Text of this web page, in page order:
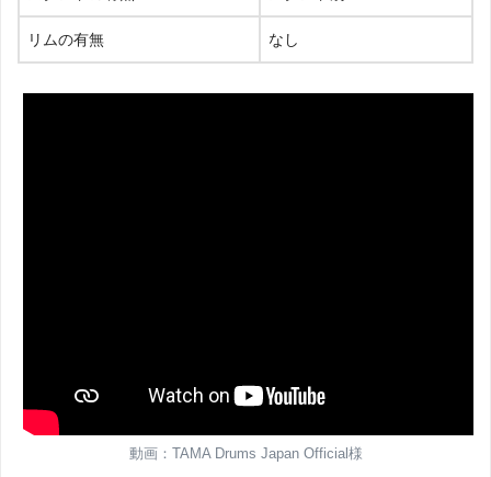
リムの有無 なし
動画：TAMA Drums Japan Official様